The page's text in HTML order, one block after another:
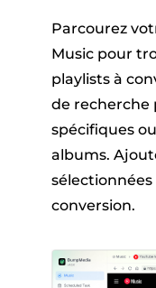
Parcourez
Music pour
playlists à
de recherche
spécifiques
albums.
conversion.